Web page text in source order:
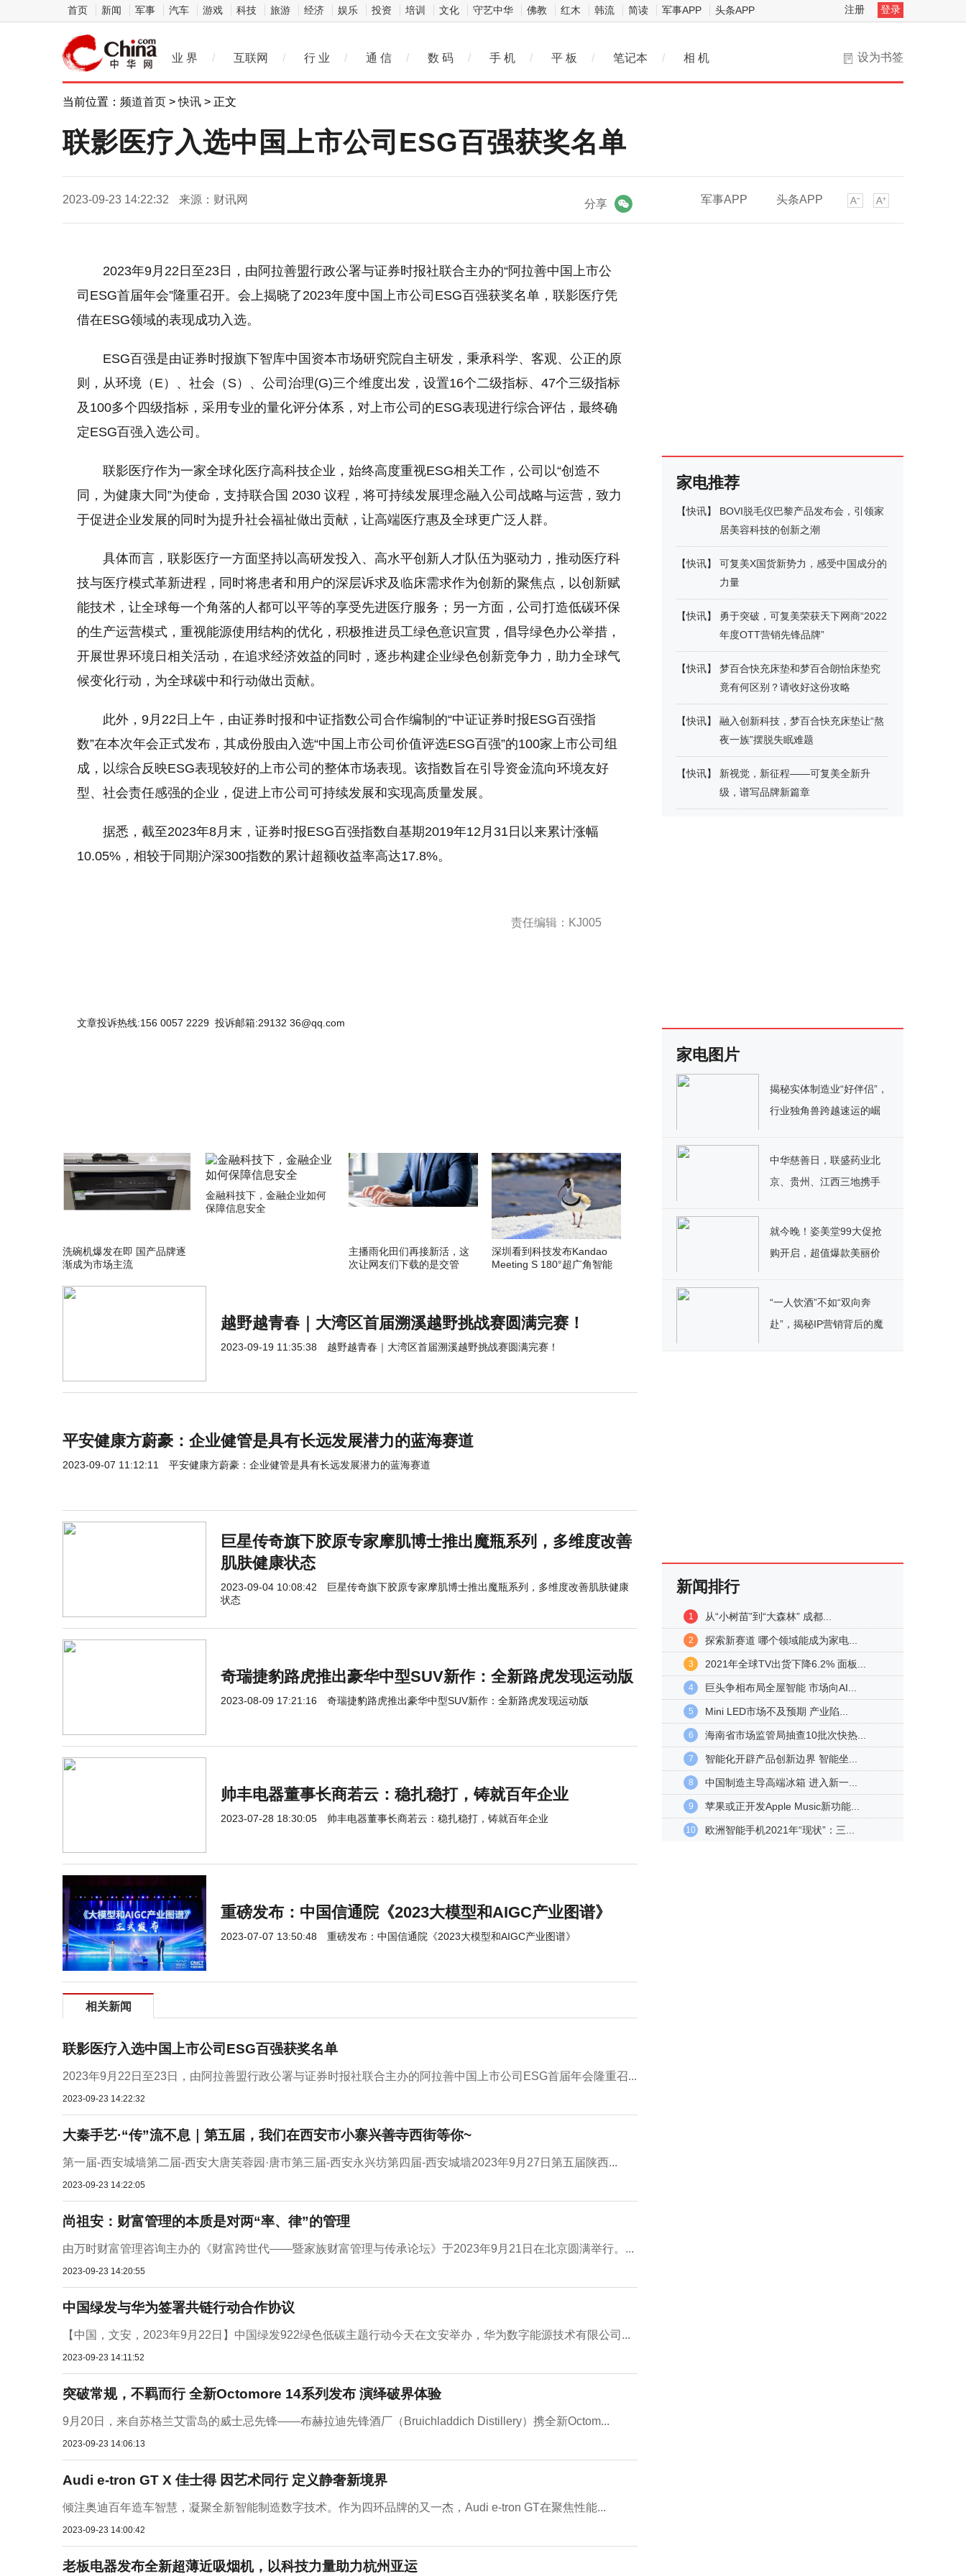
首页 新闻 军事 汽车 游戏 科技 旅游 经济 娱乐 投资 培训 文化 守艺中华 佛教 红木 韩流 简读 军事APP 头条APP 注册 登录
设为书签
业 界 / 互联网 / 行 业 / 通 信 / 数 码 / 手 机 / 平 板 / 笔记本 / 相 机
当前位置： 频道首页 >快讯 > 正文
联影医疗入选中国上市公司ESG百强获奖名单
2023-09-23 14:22:32 来源：财讯网 军事APP 头条APP
分享
2023年9月22日至23日，由阿拉善盟行政公署与证券时报社联合主办的“阿拉善中国上市公
司ESG首届年会”隆重召开。会上揭晓了2023年度中国上市公司ESG百强获奖名单，联影医疗凭
借在ESG领域的表现成功入选。
ESG百强是由证券时报旗下智库中国资本市场研究院自主研发，秉承科学、客观、公正的原
则，从环境（E）、社会（S）、公司治理(G)三个维度出发，设置16个二级指标、47个三级指标
及100多个四级指标，采用专业的量化评分体系，对上市公司的ESG表现进行综合评估，最终确
定ESG百强入选公司。
联影医疗作为一家全球化医疗高科技企业，始终高度重视ESG相关工作，公司以“创造不
同，为健康大同”为使命，支持联合国 2030 议程，将可持续发展理念融入公司战略与运营，致力
于促进企业发展的同时为提升社会福祉做出贡献，让高端医疗惠及全球更广泛人群。
具体而言，联影医疗一方面坚持以高研发投入、高水平创新人才队伍为驱动力，推动医疗科
技与医疗模式革新进程，同时将患者和用户的深层诉求及临床需求作为创新的聚焦点，以创新赋
能技术，让全球每一个角落的人都可以平等的享受先进医疗服务；另一方面，公司打造低碳环保
的生产运营模式，重视能源使用结构的优化，积极推进员工绿色意识宣贯，倡导绿色办公举措，
开展世界环境日相关活动，在追求经济效益的同时，逐步构建企业绿色创新竞争力，助力全球气
候变化行动，为全球碳中和行动做出贡献。
此外 ， 9月22日上午，由证券时报和中证指数公司合作编制的“中证证券时报ESG百强指
数”在本次年会正式发布，其成份股由入选“中国上市公司价值评选ESG百强”的100家上市公司组
成，以综合反映ESG表现较好的上市公司的整体市场表现。该指数旨在引导资金流向环境友好
型、社会责任感强的企业，促进上市公司可持续发展和实现高质量发展。
据悉，截至2023年8月末，证券时报ESG百强指数自基期2019年12月31日以来累计涨幅
10.05%，相较于同期沪深300指数的累计超额收益率高达17.8%。
责任编辑：KJ005
文章投诉热线:156 0057 2229 投诉邮箱:29132 36@qq.com
洗碗机爆发在即 国产品牌逐
渐成为市场主流
金融科技下，金融企业如何
保障信息安全
主播雨化田们再接新活，这
次让网友们下载的是交管
深圳看到科技发布Kandao
Meeting S 180°超广角智能
越野越青春｜大湾区首届溯溪越野挑战赛圆满完赛！
2023-09-19 11:35:38 越野越青春｜大湾区首届溯溪越野挑战赛圆满完赛！
平安健康方蔚豪：企业健管是具有长远发展潜力的蓝海赛道
2023-09-07 11:12:11 平安健康方蔚豪：企业健管是具有长远发展潜力的蓝海赛道
巨星传奇旗下胶原专家摩肌博士推出魔瓶系列，多维度改善
肌肤健康状态
2023-09-04 10:08:42
巨星传奇旗下胶原专家摩肌博士推出魔瓶系列，多维度改善肌肤健康
状态
奇瑞捷豹路虎推出豪华中型SUV新作：全新路虎发现运动版
2023-08-09 17:21:16 奇瑞捷豹路虎推出豪华中型SUV新作：全新路虎发现运动版
帅丰电器董事长商若云：稳扎稳打，铸就百年企业
2023-07-28 18:30:05 帅丰电器董事长商若云：稳扎稳打，铸就百年企业
重磅发布：中国信通院《2023大模型和AIGC产业图谱》
2023-07-07 13:50:48 重磅发布：中国信通院《2023大模型和AIGC产业图谱》
相关新闻
联影医疗入选中国上市公司ESG百强获奖名单
2023年9月22日至23日，由阿拉善盟行政公署与证券时报社联合主办的阿拉善中国上市公司ESG首届年会隆重召...
2023-09-23 14:22:32
大秦手艺·“传”流不息｜第五届，我们在西安市小寨兴善寺西街等你~
第一届-西安城墙第二届-西安大唐芙蓉园·唐市第三届-西安永兴坊第四届-西安城墙2023年9月27日第五届陕西...
2023-09-23 14:22:05
尚祖安：财富管理的本质是对两“率、律”的管理
由万时财富管理咨询主办的《财富跨世代——暨家族财富管理与传承论坛》于2023年9月21日在北京圆满举行。...
2023-09-23 14:20:55
中国绿发与华为签署共链行动合作协议
【中国，文安，2023年9月22日】中国绿发922绿色低碳主题行动今天在文安举办，华为数字能源技术有限公司...
2023-09-23 14:11:52
突破常规，不羁而行 全新Octomore 14系列发布 演绎破界体验
9月20日，来自苏格兰艾雷岛的威士忌先锋——布赫拉迪先锋酒厂（Bruichladdich Distillery）携全新Octom...
2023-09-23 14:06:13
Audi e-tron GT X 佳士得 因艺术同行 定义静奢新境界
倾注奥迪百年造车智慧，凝聚全新智能制造数字技术。作为四环品牌的又一杰，Audi e-tron GT在聚焦性能...
2023-09-23 14:00:42
老板电器发布全新超薄近吸烟机，以科技力量助力杭州亚运
家电推荐
【快讯】
BOVI脱毛仪巴黎产品发布会，引领家
居美容科技的创新之潮
【快讯】
可复美X国货新势力，感受中国成分的
力量
【快讯】
勇于突破，可复美荣获天下网商“2022
年度OTT营销先锋品牌”
【快讯】
梦百合快充床垫和梦百合朗怡床垫究
竟有何区别？请收好这份攻略
【快讯】
融入创新科技，梦百合快充床垫让“熬
夜一族”摆脱失眠难题
【快讯】
新视觉，新征程——可复美全新升
级，谱写品牌新篇章
家电图片
揭秘实体制造业“好伴侣”，
行业独角兽跨越速运的崛
中华慈善日，联盛药业北
京、贵州、江西三地携手
就今晚！姿美堂99大促抢
购开启，超值爆款美丽价
“一人饮酒”不如“双向奔
赴”，揭秘IP营销背后的魔
新闻排行
1 从“小树苗”到“大森林” 成都...
2 探索新赛道 哪个领域能成为家电...
3 2021年全球TV出货下降6.2% 面板...
4 巨头争相布局全屋智能 市场向AI...
5 Mini LED市场不及预期 产业陷...
6 海南省市场监管局抽查10批次快热...
7 智能化开辟产品创新边界 智能坐...
8 中国制造主导高端冰箱 进入新一...
9 苹果或正开发Apple Music新功能...
10 欧洲智能手机2021年“现状”：三...